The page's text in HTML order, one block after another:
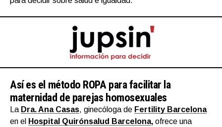
Así es el método ROPA para facilitar la
maternidad de parejas homosexuales
La Dra. Ana Casas, ginecóloga de Fertility Barcelona
en el Hospital Quirónsalud Barcelona, ofrece una